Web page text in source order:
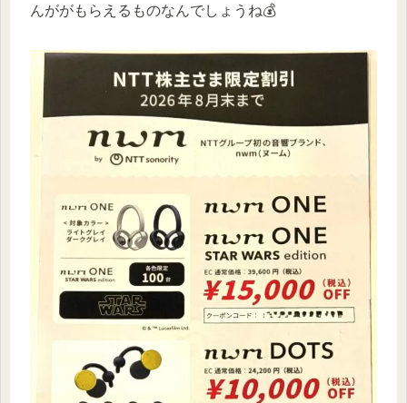
んががもらえるものなんでしょうね💰